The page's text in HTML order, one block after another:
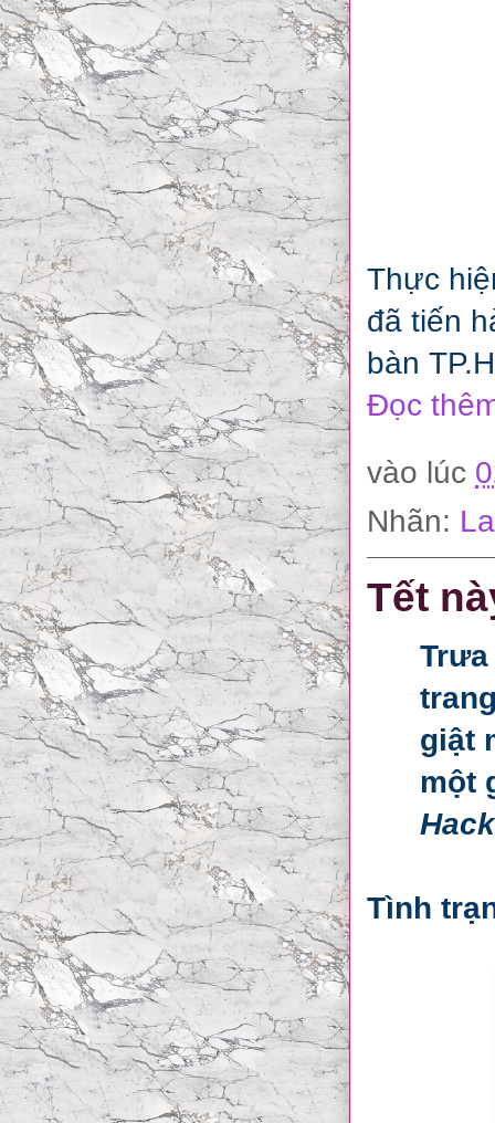
Thực
đã tiến
bàn
Đọc
vào lúc
Nhãn:
Tết
giật
một
Tình